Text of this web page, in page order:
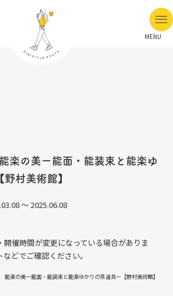
MENU
の美ー能面・能装束と能楽ゆ
村美術館】
～ 2025.06.08
催時間が変更になっている場合がありま
どでご確認ください。
楽の美ー能面・能装束と能楽ゆかりの茶道具ー【野村美術館】